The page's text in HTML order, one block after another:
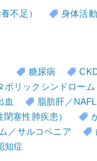
不足）
身体活
糖尿病
ボリックシンドローム
血
脂肪肝／
塞性肺疾患）
／サルコペニア
知症